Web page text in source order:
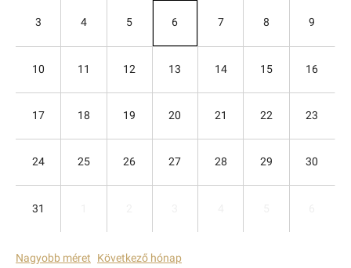
3 4 5 6 7 8 9
10 11 12 13 14 15 16
17 18 19 20 21 22 23
24 25 26 27 28 29 30
31
Nagyobb méret Következő hónap